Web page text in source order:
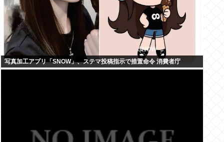
写真加工アプリ「SNOW」、ステマ投稿指示で措置命令 消費者庁